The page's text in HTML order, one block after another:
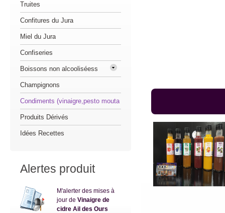
Truites
Confitures du Jura
Miel du Jura
Confiseries
Boissons non alcooliséess
Champignons
Condiments (vinaigre,pesto mouta
Produits Dérivés
Idées Recettes
Alertes produit
M'alerter des mises à
jour de Vinaigre de
cidre Ail des Ours